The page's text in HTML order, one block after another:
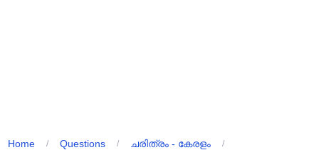
Home / Questions / ചരിത്രം - കേരളം /